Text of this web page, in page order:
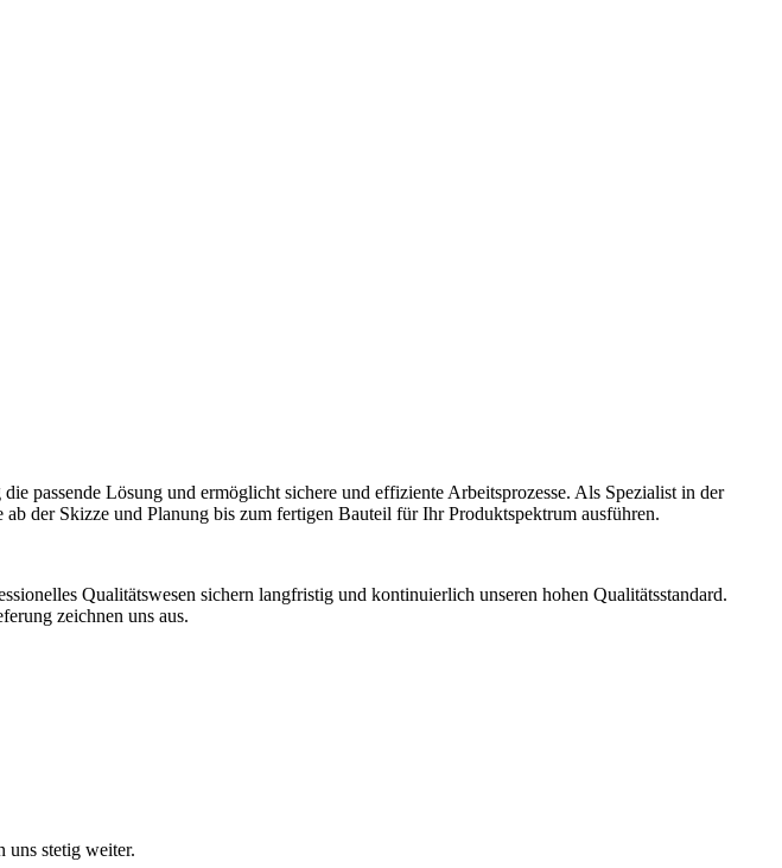
passende Lösung und ermöglicht sichere und effiziente Arbeitsprozesse. Als Spezialist in der
der Skizze und Planung bis zum fertigen Bauteil für Ihr Produktspektrum ausführen.
Qualitätswesen sichern langfristig und kontinuierlich unseren hohen Qualitätsstandard.
zeichnen uns aus.
uns stetig weiter.